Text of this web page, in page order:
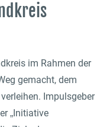
im Rahmen der
gemacht, dem
Impulsgeber
„Initiative